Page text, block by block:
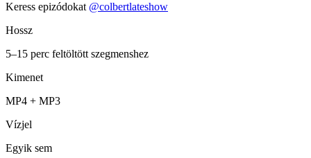
Keress epizódokat @colbertlateshow
Hossz
5–15 perc feltöltött szegmenshez
Kimenet
MP4 + MP3
Vízjel
Egyik sem